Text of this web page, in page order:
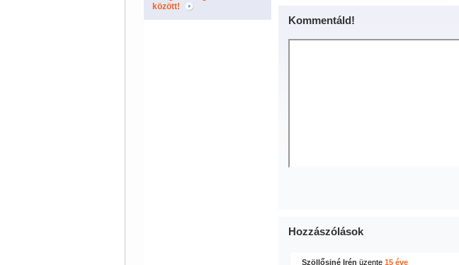
között!
Kommentáld!
Hozzászólások
Szöllősiné Irén üzente 15 éve